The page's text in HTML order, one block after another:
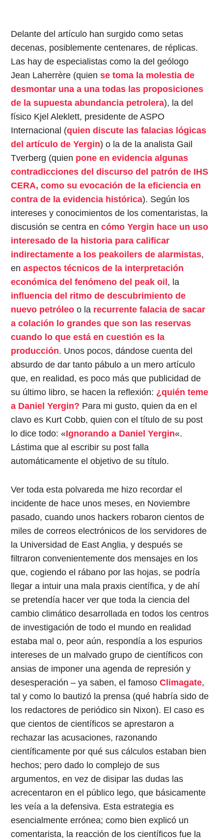
Delante del artículo han surgido como setas
decenas, posiblemente centenares, de réplicas.
Las hay de especialistas como la del geólogo
Jean Laherrère (quiense toma la molestia de
desmontar una a una todas las proposiciones
de la supuesta abundancia petrolera), la del
físico Kjel Aleklett, presidente de ASPO
Internacional (quien discute las falacias lógicas
del artículo de Yergin) o la de la analista Gail
Tverberg (quien pone en evidencia algunas
contradicciones del discurso del patrón de IHS
CERA, como su evocación de la eficiencia en
contra de la evidencia histórica). Según los
intereses y conocimientos de los comentaristas, la
discusión se centra encómo Yergin hace un uso
interesado de la historia para calificar
indirectamente a los peakoilers de alarmistas,
enaspectos técnicos de la interpretación
económica del fenómeno del peak oil, la
influencia del ritmo de descubrimiento de
nuevo petróleo o la recurrente falacia de sacar
a colación lo grandes que son las reservas
cuando lo que está en cuestión es la
producción. Unos pocos, dándose cuenta del
absurdo de dar tanto pábulo a un mero artículo
que, en realidad, es poco más que publicidad de
su último libro, se hacen la reflexión: ¿quién teme
a Daniel Yergin? Para mi gusto, quien da en el
clavo es Kurt Cobb, quien con el título de su post
lo dice todo: «Ignorando a Daniel Yergin«.
Lástima que al escribir su post falla
automáticamente el objetivo de su título.
Ver toda esta polvareda me hizo recordar el
incidente de hace unos meses, en Noviembre
pasado, cuando unos hackers robaron cientos de
miles de correos electrónicos de los servidores de
la Universidad de East Anglia, y después se
filtraron convenientemente dos mensajes en los
que, cogiendo el rábano por las hojas, se podría
llegar a intuir una mala praxis científica, y de ahí
se pretendía hacer ver que toda la ciencia del
cambio climático desarrollada en todos los centros
de investigación de todo el mundo en realidad
estaba mal o, peor aún, respondía a los espurios
intereses de un malvado grupo de científicos con
ansias de imponer una agenda de represión y
desesperación – ya saben, el famosoClimagate,
tal y como lo bautizó la prensa (qué habría sido de
los redactores de periódico sin Nixon). El caso es
que cientos de científicos se aprestaron a
rechazar las acusaciones, razonando
científicamente por qué sus cálculos estaban bien
hechos; pero dado lo complejo de sus
argumentos, en vez de disipar las dudas las
acrecentaron en el público lego, que básicamente
les veía a la defensiva. Esta estrategia es
esencialmente errónea; como bien explicó un
comentarista, la reacción de los científicos fue la